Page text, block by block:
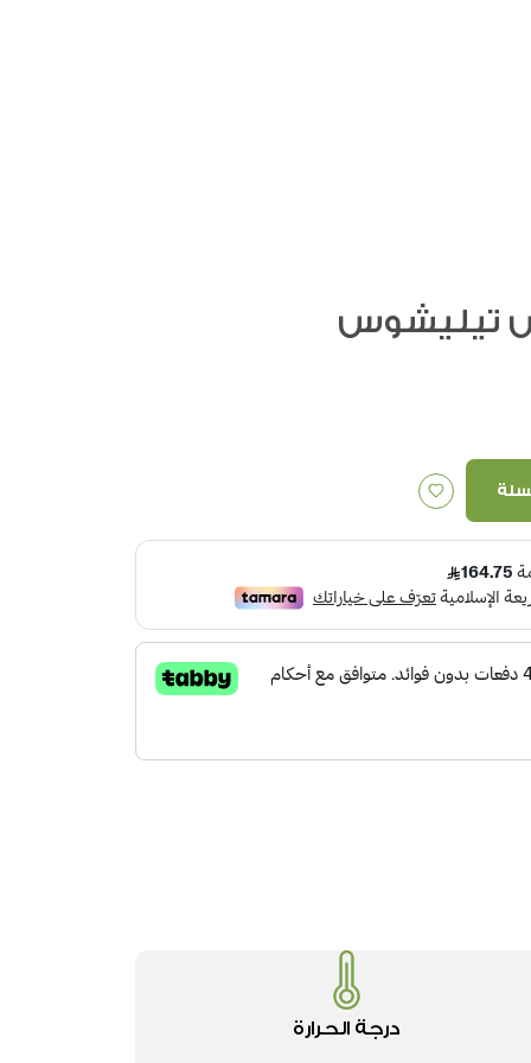
تيليشوس
درجة الحرارة